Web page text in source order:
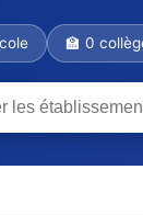
🏫 0